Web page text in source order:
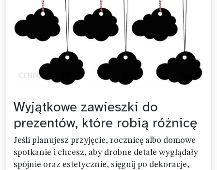
Wyjątkowe zawieszki do
prezentów, które robią różnicę
Jeśli planujesz przyjęcie, rocznicę albo domowe
spotkanie i chcesz, aby drobne detale wyglądały
spójnie oraz estetycznie, sięgnij po dekoracje,